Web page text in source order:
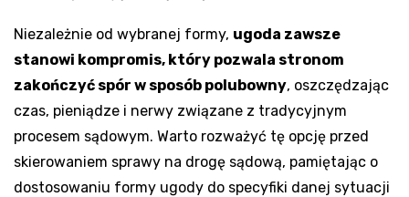
Niezależnie od wybranej formy, ugoda zawsze
stanowi kompromis, który pozwala stronom
zakończyć spór w sposób polubowny, oszczędzając
czas, pieniądze i nerwy związane z tradycyjnym
procesem sądowym. Warto rozważyć tę opcję przed
skierowaniem sprawy na drogę sądową, pamiętając o
dostosowaniu formy ugody do specyfiki danej sytuacji